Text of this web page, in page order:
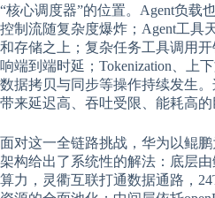
“核心调度器”的位置。Agent负载
控制流随复杂度爆炸；Agent工具
和存储之上；复杂任务工具调用
响端到端时延；Tokenization、上
数据拷贝与同步等操作持续发生
带来延迟高、吞吐受限、能耗高的
面对这一全链路挑战，华为以鲲
架构给出了系统性的解法：底层
算力，灵衢互联打通数据通路，